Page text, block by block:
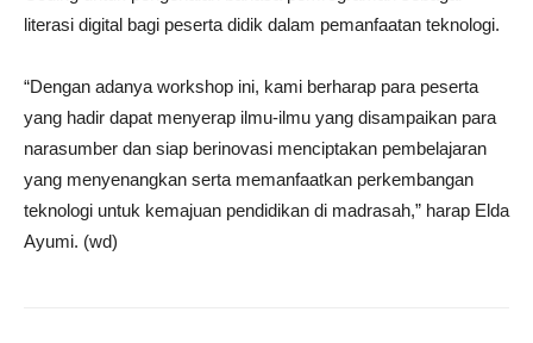
literasi digital bagi peserta didik dalam pemanfaatan teknologi.
“Dengan adanya workshop ini, kami berharap para peserta
yang hadir dapat menyerap ilmu-ilmu yang disampaikan para
narasumber dan siap berinovasi menciptakan pembelajaran
yang menyenangkan serta memanfaatkan perkembangan
teknologi untuk kemajuan pendidikan di madrasah,” harap Elda
Ayumi. (wd)